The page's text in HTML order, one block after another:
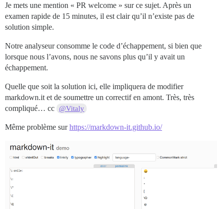
Je mets une mention « PR welcome » sur ce sujet. Après un
examen rapide de 15 minutes, il est clair qu’il n’existe pas de
solution simple.
Notre analyseur consomme le code d’échappement, si bien que
lorsque nous l’avons, nous ne savons plus qu’il y avait un
échappement.
Quelle que soit la solution ici, elle impliquera de modifier
markdown.it et de soumettre un correctif en amont. Très, très
compliqué… cc @Vitaly
Même problème surhttps://markdown-it.github.io/